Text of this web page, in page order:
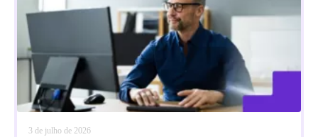
3 de julho de 2026